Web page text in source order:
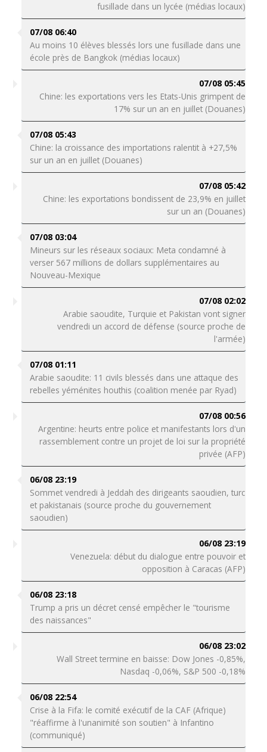
fusillade dans un lycée (médias locaux)
07/08 06:40
Au moins 10 élèves blessés lors une fusillade dans une
école près de Bangkok (médias locaux)
07/08 05:45
Chine: les exportations vers les Etats-Unis grimpent de
17% sur un an en juillet (Douanes)
07/08 05:43
Chine: la croissance des importations ralentit à +27,5%
sur un an en juillet (Douanes)
07/08 05:42
Chine: les exportations bondissent de 23,9% en juillet
sur un an (Douanes)
07/08 03:04
Mineurs sur les réseaux sociaux: Meta condamné à
verser 567 millions de dollars supplémentaires au
Nouveau-Mexique
07/08 02:02
Arabie saoudite, Turquie et Pakistan vont signer
vendredi un accord de défense (source proche de
l'armée)
07/08 01:11
Arabie saoudite: 11 civils blessés dans une attaque des
rebelles yéménites houthis (coalition menée par Ryad)
07/08 00:56
Argentine: heurts entre police et manifestants lors d'un
rassemblement contre un projet de loi sur la propriété
privée (AFP)
06/08 23:19
Sommet vendredi à Jeddah des dirigeants saoudien, turc
et pakistanais (source proche du gouvernement
saoudien)
06/08 23:19
Venezuela: début du dialogue entre pouvoir et
opposition à Caracas (AFP)
06/08 23:18
Trump a pris un décret censé empêcher le "tourisme
des naissances"
06/08 23:02
Wall Street termine en baisse: Dow Jones -0,85%,
Nasdaq -0,06%, S&P 500 -0,18%
06/08 22:54
Crise à la Fifa: le comité exécutif de la CAF (Afrique)
"réaffirme à l'unanimité son soutien" à Infantino
(communiqué)